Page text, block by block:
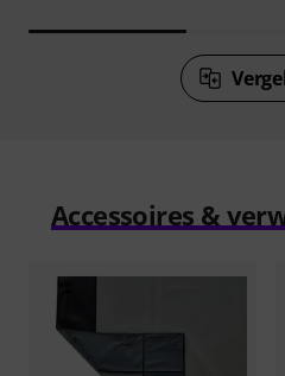
Accessoires &